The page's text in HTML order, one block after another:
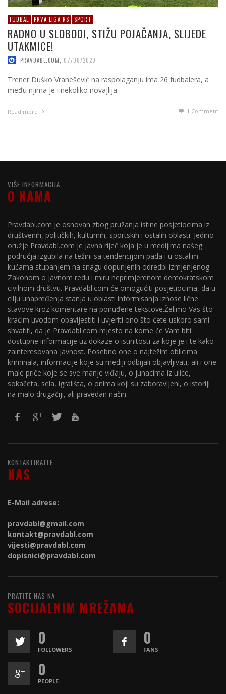
FUDBAL PRVA LIGA RS SPORT
RADNO U SLOBODI, STIŽU POJAČANJA, SLIJEDE
UTAKMICE!
PRAVDABL.COM 07/08/2020
Trener Duško Vranešević na raspolaganju ima 26 fudbalera, a
među njima je i nekoliko novajlija.
Read more 1 Comment
VIŠE INFORMACIJA
O NAMA
Pravdabl.com je osnovan zbog pružanja istine posjetiocima iz
društvenih, političkih, kulturnih, sportskih i ostalih oblasti. Jedino
oružje Pravdabl.com je javna riječ koja je u medijima našeg
područja izgubila na težini sa tendencijom pada i u ostalim
kućama stupanjem na snagu dopunjenih odredbi izmjenjenog
Zakonom o javnom redu i miru neprimjerenom demokratskom
civilnom društvu. Pravdabl.com će omogućiti posjetiocima, da u
cilju unapređenja stanja u oblasti informisanja iznose lične
stavove kroz komentare na ponuđene tekstove.Želimo Vas što
kraćim uvodom obavijestiti i uvjeriti ono što ćete uskoro sami
shvatiti, da je Pravdabl.com mjesto na kome će Vam biti
dostupne informacije uz dokaze o istinitosti za koje je i te kako
zainteresovana javnost. Posebno one o najtežim oblicima
kriminala, informacije koje su mediji odbijali objavljivati, ali i one
male priče koje se sve manje viđaju, o junacima iz ulice,
sokačeta, sela, igrališta, o onima koji su zaboravljeni, o istoriji
na malo drugačiji, ali pravedan način.
KONTAKTIRAJTE
NAS
E-Mail adrese:
pravdabl@gmail.com
kontakt@pravdabl.com
vijesti@pravdabl.com
dopisnici@pravdabl.com
PRATITE NAS NA
SOCIJALNIM MREŽAMA
0
FOLLOWERS
0
FANS
0
PEOPLE